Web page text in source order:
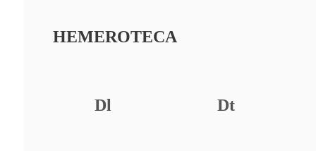
HEMEROTECA
Dl Dt